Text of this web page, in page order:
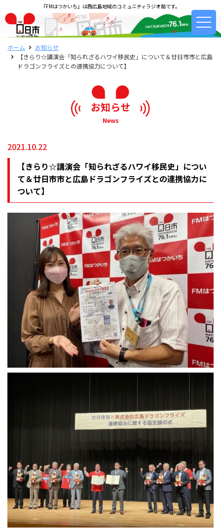
『FMはつかいち』は西広島地域のコミュニティラジオ局です。
ホーム
お知らせ
【きらり☆講演会「知られざるハワイ移民史」について＆廿日市市と広島
ドラゴンフライズとの連携協力について】
お知らせ
News
2021.10.22
【きらり☆講演会「知られざるハワイ移民史」につい
て＆廿日市市と広島ドラゴンフライズとの連携協力に
ついて】